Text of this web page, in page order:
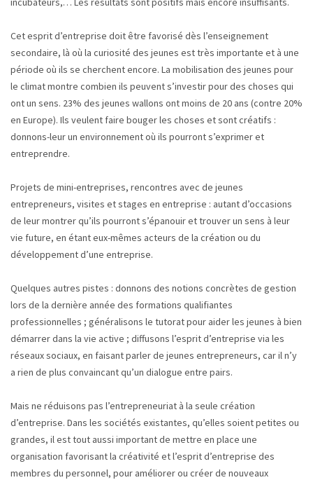
Cet esprit d’entreprise doit être favorisé dès l’enseignement
secondaire, là où la curiosité des jeunes est très importante et à une
période où ils se cherchent encore. La mobilisation des jeunes pour
le climat montre combien ils peuvent s’investir pour des choses qui
ont un sens. 23% des jeunes wallons ont moins de 20 ans (contre 20%
en Europe). Ils veulent faire bouger les choses et sont créatifs :
donnons-leur un environnement où ils pourront s’exprimer et
entreprendre.
Projets de mini-entreprises, rencontres avec de jeunes
entrepreneurs, visites et stages en entreprise : autant d’occasions
de leur montrer qu’ils pourront s’épanouir et trouver un sens à leur
vie future, en étant eux-mêmes acteurs de la création ou du
développement d’une entreprise.
Quelques autres pistes : donnons des notions concrètes de gestion
lors de la dernière année des formations qualifiantes
professionnelles ; généralisons le tutorat pour aider les jeunes à bien
démarrer dans la vie active ; diffusons l’esprit d’entreprise via les
réseaux sociaux, en faisant parler de jeunes entrepreneurs, car il n’y
a rien de plus convaincant qu’un dialogue entre pairs.
Mais ne réduisons pas l’entrepreneuriat à la seule création
d’entreprise. Dans les sociétés existantes, qu’elles soient petites ou
grandes, il est tout aussi important de mettre en place une
organisation favorisant la créativité et l’esprit d’entreprise des
membres du personnel, pour améliorer ou créer de nouveaux